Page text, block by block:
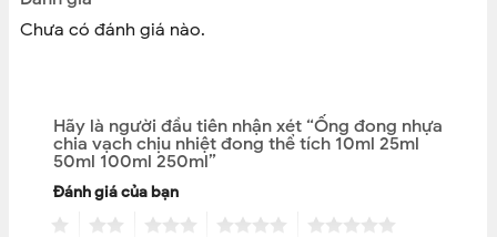
Ống chia vạch xanh rõ ràng dễ quan sát
Ống có mỏ nên dễ dàng rót đổ dung dịch.
Chất liệu nhựa chịu nhiệt, nhựa PP bền, nhựa loại 1 (hơi
mờ một chút vì nhựa dày nhưng vẫn thấy rõ dung dịch
bên trong), có thể chịu nhiệt độ đến 120 độ C.
Chưa có đánh giá nào.
Hãy là người đầu tiên nhận xét “Ống đong nhựa
chia vạch chịu nhiệt đong thể tích 10ml 25ml
50ml 100ml 250ml”
Đánh giá của bạn